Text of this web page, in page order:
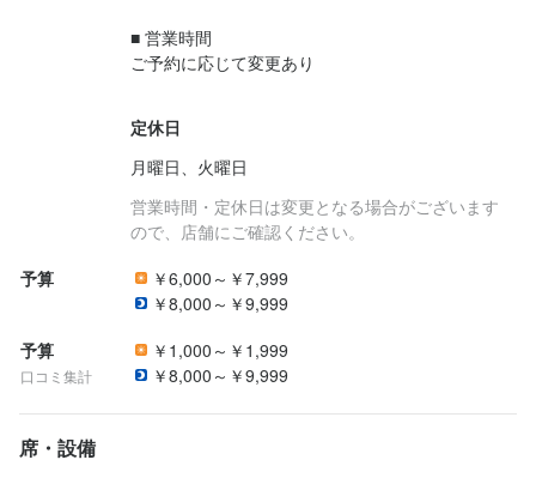
■ 営業時間
ご予約に応じて変更あり
定休日
月曜日、火曜日
営業時間・定休日は変更となる場合がございます
ので、店舗にご確認ください。
予算
￥6,000～￥7,999
￥8,000～￥9,999
予算
口コミ集計
￥1,000～￥1,999
￥8,000～￥9,999
席・設備
法人名・事業者名
最終更新日2026/08/05
株式会社辻田ファーム
最終更新日2026/08/05